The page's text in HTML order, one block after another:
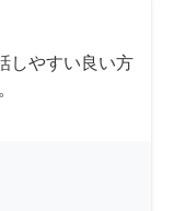
しやすい良い方